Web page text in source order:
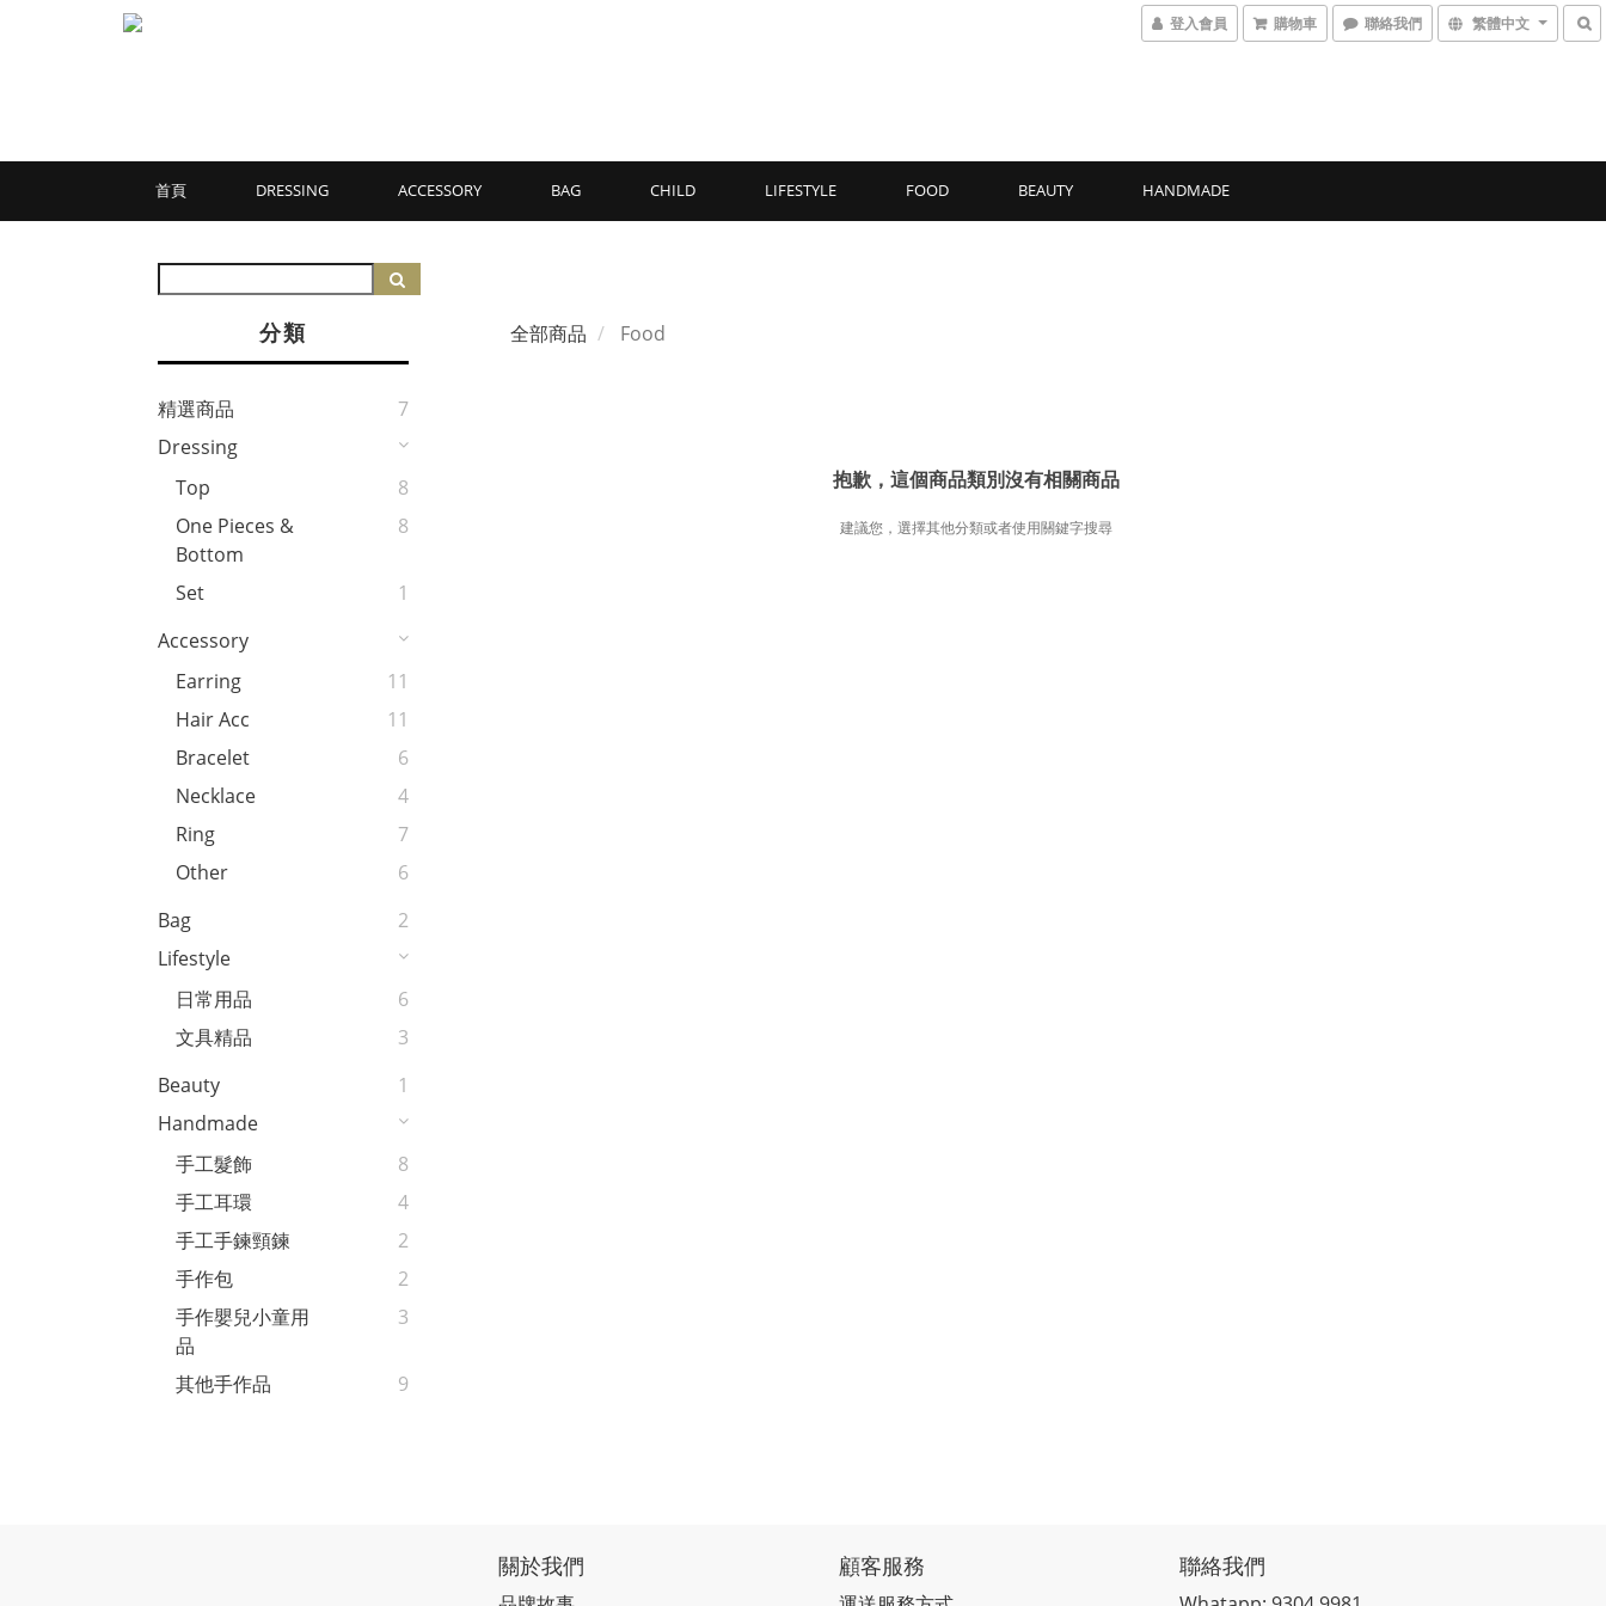
登入會員 購物車 聯絡我們 繁體中文
首頁 DRESSING ACCESSORY BAG CHILD LIFESTYLE FOOD BEAUTY HANDMADE
分類
精選商品
7
Dressing
Top
8
One Pieces &
Bottom
8
Set
1
Accessory
Earring
11
Hair Acc
11
Bracelet
6
Necklace
4
Ring
7
Other
6
Bag
2
Lifestyle
日常用品
6
文具精品
3
Beauty
1
Handmade
手工髮飾
8
手工耳環
4
手工手鍊頸鍊
2
手作包
2
手作嬰兒小童用
品
3
其他手作品 9
全部商品 Food
抱歉，這個商品類別沒有相關商品
建議您，選擇其他分類或者使用關鍵字搜尋
關於我們 顧客服務 聯絡我們